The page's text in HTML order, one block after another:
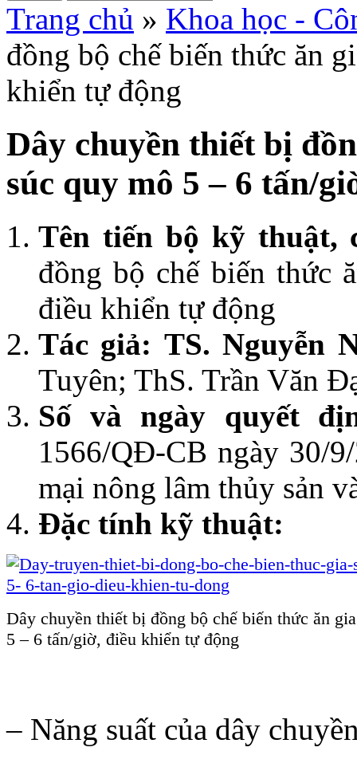
Trang chủ » Khoa học -
đồng bộ chế biến thức ăn
khiển tự động
Dây chuyền thiết bị
súc quy mô 5 – 6 tấn/
Tên tiến bộ kỹ thuật,
đồng bộ chế biến thức
điều khiển tự động
Tác giả: TS. Nguyễn
Tuyên; ThS. Trần Văn
Số và ngày quyết
1566/QĐ-CB ngày 30/
mại nông lâm thủy sản
Đặc tính kỹ thuật:
Dây chuyền thiết bị đồng bộ chế biến thức ăn
5 – 6 tấn/giờ, điều khiển tự động
– Năng suất của dây